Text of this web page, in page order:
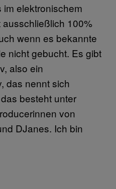
elektronischem
100%
wenn es bekannte
nicht gebucht. Es gibt
also ein
das nennt sich
besteht unter
von
DJanes. Ich bin